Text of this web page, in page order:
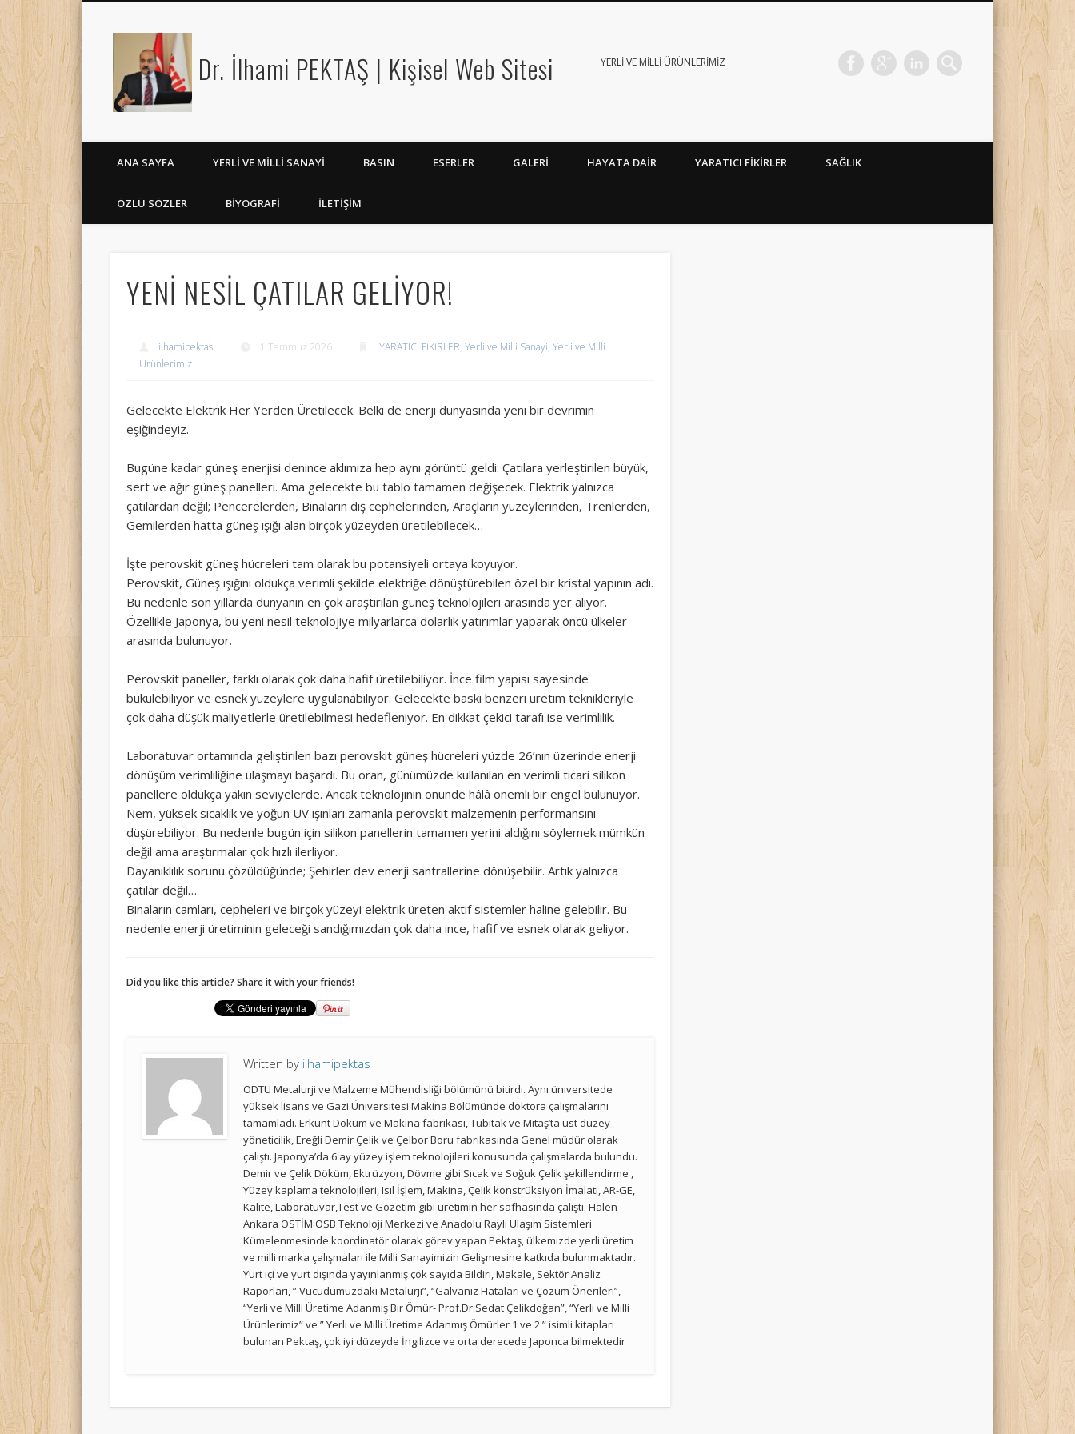
Dr. İlhami PEKTAŞ | Kişisel Web Sitesi YERLİ VE MİLLİ ÜRÜNLERİMİZ
FacebookGoogle+ LinkedIn
ANA SAYFA YERLI VE MILLI SANAYI BASIN ESERLER GALERI HAYATA DAIR YARATICI FİKİRLER SAĞLIK
ÖZLÜ SÖZLER BİYOGRAFİ İLETİŞİM
YENİ NESİL ÇATILAR GELİYOR!
ilhamipektas 1 Temmuz 2026 YARATICI FİKİRLER,Yerli ve Milli Sanayi,Yerli ve Milli
Ürünlerimiz
Gelecekte Elektrik Her Yerden Üretilecek. Belki de enerji dünyasında yeni bir devrimin
eşiğindeyiz.
Bugüne kadar güneş enerjisi denince aklımıza hep aynı görüntü geldi: Çatılara yerleştirilen büyük,
sert ve ağır güneş panelleri. Ama gelecekte bu tablo tamamen değişecek. Elektrik yalnızca
çatılardan değil; Pencerelerden, Binaların dış cephelerinden, Araçların yüzeylerinden, Trenlerden,
Gemilerden hatta güneş ışığı alan birçok yüzeyden üretilebilecek…
İşte perovskit güneş hücreleri tam olarak bu potansiyeli ortaya koyuyor.
Perovskit, Güneş ışığını oldukça verimli şekilde elektriğe dönüştürebilen özel bir kristal yapının adı.
Bu nedenle son yıllarda dünyanın en çok araştırılan güneş teknolojileri arasında yer alıyor.
Özellikle Japonya, bu yeni nesil teknolojiye milyarlarca dolarlık yatırımlar yaparak öncü ülkeler
arasında bulunuyor.
Perovskit paneller, farklı olarak çok daha hafif üretilebiliyor. İnce film yapısı sayesinde
bükülebiliyor ve esnek yüzeylere uygulanabiliyor. Gelecekte baskı benzeri üretim teknikleriyle
çok daha düşük maliyetlerle üretilebilmesi hedefleniyor. En dikkat çekici tarafı ise verimlilik.
Laboratuvar ortamında geliştirilen bazı perovskit güneş hücreleri yüzde 26’nın üzerinde enerji
dönüşüm verimliliğine ulaşmayı başardı. Bu oran, günümüzde kullanılan en verimli ticari silikon
panellere oldukça yakın seviyelerde. Ancak teknolojinin önünde hâlâ önemli bir engel bulunuyor.
Nem, yüksek sıcaklık ve yoğun UV ışınları zamanla perovskit malzemenin performansını
düşürebiliyor. Bu nedenle bugün için silikon panellerin tamamen yerini aldığını söylemek mümkün
değil ama araştırmalar çok hızlı ilerliyor.
Dayanıklılık sorunu çözüldüğünde; Şehirler dev enerji santrallerine dönüşebilir. Artık yalnızca
çatılar değil…
Binaların camları, cepheleri ve birçok yüzeyi elektrik üreten aktif sistemler haline gelebilir. Bu
nedenle enerji üretiminin geleceği sandığımızdan çok daha ince, hafif ve esnek olarak geliyor.
Did you like this article? Share it with your friends!
Written by ilhamipektas
ODTÜ Metalurji ve Malzeme Mühendisliği bölümünü bitirdi. Aynı üniversitede
yüksek lisans ve Gazi Üniversitesi Makina Bölümünde doktora çalışmalarını
tamamladı. Erkunt Döküm ve Makina fabrikası, Tübitak ve Mitaş’ta üst düzey
yöneticilik, Ereğli Demir Çelik ve Çelbor Boru fabrikasında Genel müdür olarak
çalıştı. Japonya’da 6 ay yüzey işlem teknolojileri konusunda çalışmalarda bulundu.
Demir ve Çelik Döküm, Ektrüzyon, Dövme gibi Sıcak ve Soğuk Çelik şekillendirme ,
Yüzey kaplama teknolojileri, Isıl İşlem, Makina, Çelik konstrüksiyon İmalatı, AR-GE,
Kalite, Laboratuvar,Test ve Gözetim gibi üretimin her safhasında çalıştı. Halen
Ankara OSTİM OSB Teknoloji Merkezi ve Anadolu Raylı Ulaşım Sistemleri
Kümelenmesinde koordinatör olarak görev yapan Pektaş, ülkemizde yerli üretim
ve milli marka çalışmaları ile Milli Sanayimizin Gelişmesine katkıda bulunmaktadır.
Yurt içi ve yurt dışında yayınlanmış çok sayıda Bildiri, Makale, Sektör Analiz
Raporları, ” Vücudumuzdaki Metalurji”, “Galvaniz Hataları ve Çözüm Önerileri”,
“Yerli ve Milli Üretime Adanmış Bir Ömür- Prof.Dr.Sedat Çelikdoğan”, “Yerli ve Milli
Ürünlerimiz” ve ” Yerli ve Milli Üretime Adanmış Ömürler 1 ve 2 ” isimli kitapları
bulunan Pektaş, çok iyi düzeyde İngilizce ve orta derecede Japonca bilmektedir